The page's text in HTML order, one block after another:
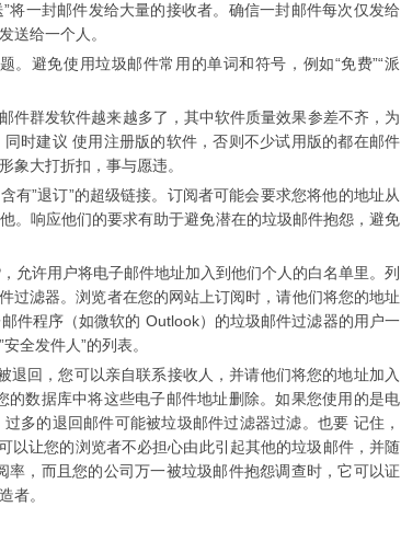
”将一封邮件发给大量的接收者。确信一封邮件每次仅发给
送给一个人。
避免使用垃圾邮件常用的单词和符号，例如“免费”“派
件群发软件越来越多了，其中软件质量效果参差不齐，为
时建议 使用注册版的软件，否则不少试用版的都在邮件
象大打折扣，事与愿违。
有”退订”的超级链接。订阅者可能会要求您将他的地址从
。响应他们的要求有助于避免潜在的垃圾邮件抱怨，避免
允许用户将电子邮件地址加入到他们个人的白名单里。列
过滤器。浏览者在您的网站上订阅时，请他们将您的地址
件程序（如微软的 Outlook）的垃圾邮件过滤器的用户一
全发件人”的列表。
回，您可以亲自联系接收人，并请他们将您的地址加入
数据库中将这些电子邮件地址删除。如果您使用的是电
多的退回邮件可能被垃圾邮件过滤器过滤。也要 记住，
以让您的浏览者不必担心由此引起其他的垃圾邮件，并随
，而且您的公司万一被垃圾邮件抱怨调查时，它可以证
者。